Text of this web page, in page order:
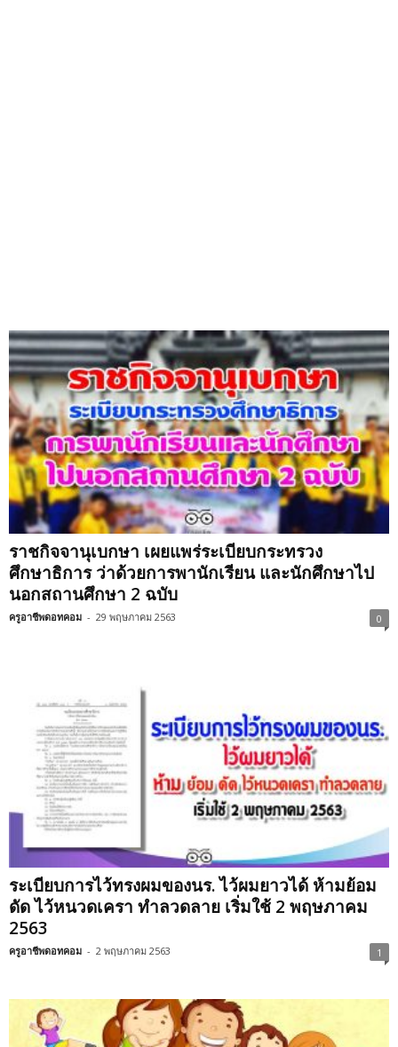
ราชกิจจานุเบกษา เผยแพร่ระเบียบกระทรวง
ศึกษาธิการ ว่าด้วยการพานักเรียน และนักศึกษาไป
นอกสถานศึกษา 2 ฉบับ
ครูอาชีพดอทคอม - 29 พฤษภาคม 2563 0
ระเบียบการไว้ทรงผมของนร. ไว้ผมยาวได้ ห้ามย้อม
ดัด ไว้หนวดเครา ทำลวดลาย เริ่มใช้ 2 พฤษภาคม
2563
ครูอาชีพดอทคอม - 2 พฤษภาคม 2563 1